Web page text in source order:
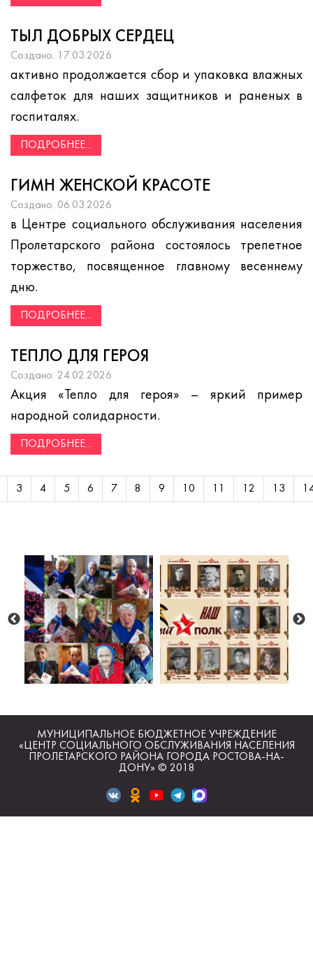
ТЫЛ ДОБРЫХ СЕРДЕЦ
Создано: 17.03.2026
активно продолжается сбор и упаковка влажных
салфеток для наших защитников и раненых в
госпиталях.
ПОДРОБНЕЕ...
ГИМН ЖЕНСКОЙ КРАСОТЕ
Создано: 06.03.2026
в Центре социального обслуживания населения
Пролетарского района состоялось трепетное
торжество, посвященное главному весеннему
дню.
ПОДРОБНЕЕ...
ТЕПЛО ДЛЯ ГЕРОЯ
Создано: 24.02.2026
Акция «Тепло для героя» – яркий пример
народной солидарности.
ПОДРОБНЕЕ...
3 4 5 6 7 8 9 10 12 13
МУНИЦИПАЛЬНОЕ БЮДЖЕТНОЕ УЧРЕЖДЕНИЕ
«ЦЕНТР СОЦИАЛЬНОГО ОБСЛУЖИВАНИЯ НАСЕЛЕНИЯ
ПРОЛЕТАРСКОГО РАЙОНА ГОРОДА РОСТОВА-НА-
ДОНУ» © 2018